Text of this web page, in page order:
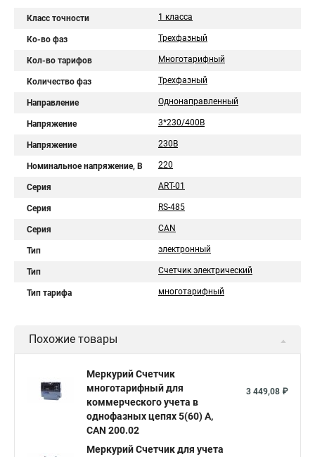
Класс точности 1 класса
Ко-во фаз Трехфазный
Кол-во тарифов Многотарифный
Количество фаз Трехфазный
Направление Однонаправленный
Напряжение 3*230/400В
Напряжение 230В
Номинальное напряжение, В 220
Серия АRT-01
Серия RS-485
Серия CAN
Тип электронный
Тип Счетчик электрический
Тип тарифа многотарифный
Похожие товары
Меркурий Счетчик
многотарифный для
коммерческого учета в
однофазных цепях 5(60) А,
CAN 200.02
3 449,08 ₽
Меркурий Счетчик для учета